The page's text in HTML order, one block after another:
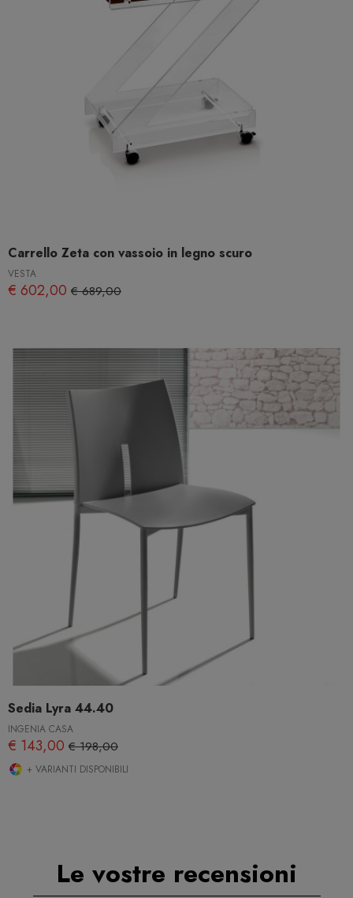
Carrello Zeta con vassoio in legno scuro
VESTA
€ 602,00 € 689,00
Sedia Lyra 44.40
INGENIA CASA
€ 143,00 € 198,00
+ VARIANTI DISPONIBILI
Le vostre recensioni